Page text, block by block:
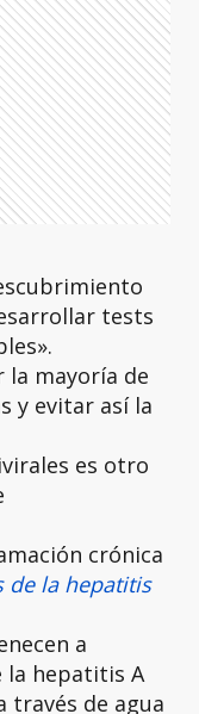
tests
mayoría de
y evitar así la
es otro
crónica
de la hepatitis
a
la hepatitis A
de agua